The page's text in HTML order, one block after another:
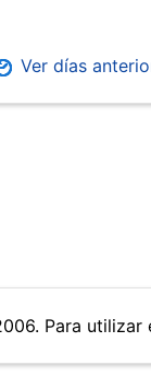
Ver días
Para